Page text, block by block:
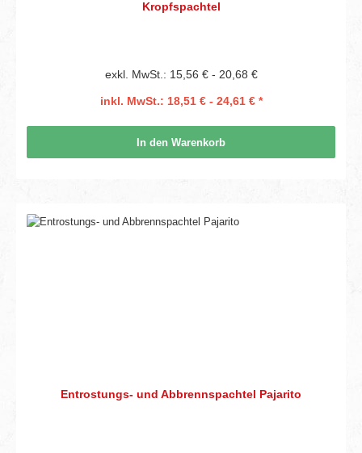
Kropfspachtel
exkl. MwSt.: 15,56 € - 20,68 €
inkl. MwSt.: 18,51 € - 24,61 € *
In den Warenkorb
Entrostungs- und Abbrennspachtel Pajarito